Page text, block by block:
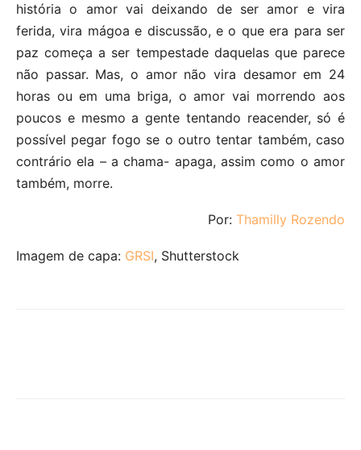
história o amor vai deixando de ser amor e vira
ferida, vira mágoa e discussão, e o que era para ser
paz começa a ser tempestade daquelas que parece
não passar. Mas, o amor não vira desamor em 24
horas ou em uma briga, o amor vai morrendo aos
poucos e mesmo a gente tentando reacender, só é
possível pegar fogo se o outro tentar também, caso
contrário ela – a chama- apaga, assim como o amor
também, morre.
Por: Thamilly Rozendo
Imagem de capa: GRSI, Shutterstock